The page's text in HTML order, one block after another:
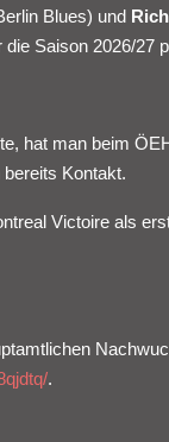
Blues) und
Saison 2026/27
hat man beim
Kontakt.
Victoire als
.